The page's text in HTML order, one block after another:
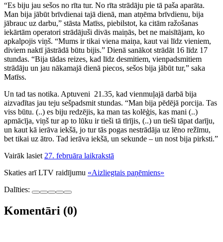
“Es biju jau sešos no rīta tur. No rīta strādāju pie tā paša aparāta.
Man bija jābūt brīvdienai tajā dienā, man atņēma brīvdienu, bija
jābrauc uz darbu,” stāsta Matīss, piebilstot, ka citām ražošanas
iekārtām operatori strādājuši divās maiņās, bet ne maisītājam, ko
apkalpojis viņš. “Mums ir tikai viena maiņa, kaut vai līdz vieniem,
diviem naktī jāstrādā būtu bijis.” Dienā sanākot strādāt 16 līdz 17
stundas. “Bija tādas reizes, kad līdz desmitiem, vienpadsmitiem
strādāju un jau nākamajā dienā piecos, sešos bija jābūt tur,” saka
Matīss.
Un tad tas notika. Aptuveni 21.35, kad vienmuļajā darbā bija
aizvadītas jau teju sešpadsmit stundas. “Man bija pēdējā porcija. Tas
viss būtu. (..) es biju redzējis, ka man tas kolēģis, kas mani (..)
apmācīja, viņš tur ap to lūku ir tieši tā tīrījis, (..) un tieši tāpat darīju,
un kaut kā ierāva iekšā, jo tur tās pogas nestrādāja uz lēno režīmu,
bet tikai uz ātro. Tad ierāva iekšā, un sekunde – un nost bija pirksti.”
Vairāk lasiet 27. februāra laikrakstā
Skaties arī LTV raidījumu «Aizliegtais paņēmiens»
Dalīties:
Komentāri (0)